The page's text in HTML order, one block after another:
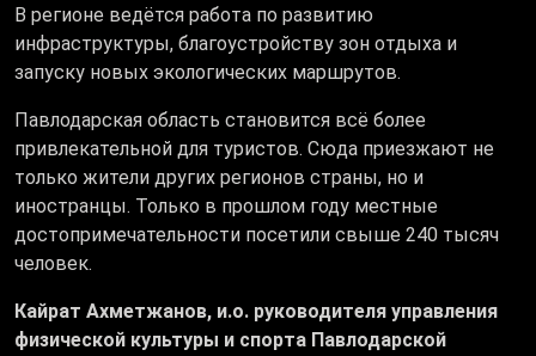
В регионе ведётся работа по развитию
инфраструктуры, благоустройству зон отдыха и
запуску новых экологических маршрутов.
Павлодарская область становится всё более
привлекательной для туристов. Сюда приезжают не
только жители других регионов страны, но и
иностранцы. Только в прошлом году местные
достопримечательности посетили свыше 240 тысяч
человек.
Кайрат Ахметжанов, и.о. руководителя управления
физической культуры и спорта Павлодарской